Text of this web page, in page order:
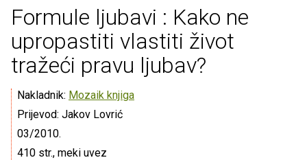
Formule ljubavi : Kako ne
upropastiti vlastiti život
tražeći pravu ljubav?
Nakladnik: Mozaik knjiga
Prijevod: Jakov Lovrić
03/2010.
410 str., meki uvez